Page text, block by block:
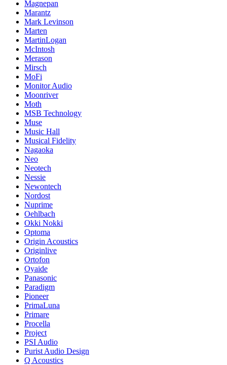
Magnepan
Marantz
Mark Levinson
Marten
MartinLogan
McIntosh
Merason
Mirsch
MoFi
Monitor Audio
Moonriver
Moth
MSB Technology
Muse
Music Hall
Musical Fidelity
Nagaoka
Neo
Neotech
Nessie
Newontech
Nordost
Nuprime
Oehlbach
Okki Nokki
Optoma
Origin Acoustics
Originlive
Ortofon
Oyaide
Panasonic
Paradigm
Pioneer
PrimaLuna
Primare
Procella
Project
PSI Audio
Purist Audio Design
Q Acoustics